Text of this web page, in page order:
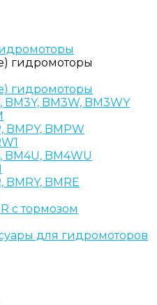
гидромоторы
гидромоторы
BM3W, BM3WY
BMPW
BМ4WU
BМRE
с тормозом
для гидромоторов